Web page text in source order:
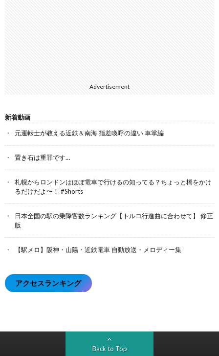
Advertisement
新着動画
元運転士が教える近鉄＆南海 指差喚呼の違い 車掌編
置き石は重罪です…
札幌からロンドンはほぼ電車で行けるの知ってる？ちょっと橋をかけ
るだけだよ〜！ #Shorts
日本全国の駅の乗降客数ランキング【トルコ行進曲に合わせて】 修正
版
【駅メロ】阪神・山陽・近鉄電車 自動放送・メロディー集
アクセスランキング
Back to Top